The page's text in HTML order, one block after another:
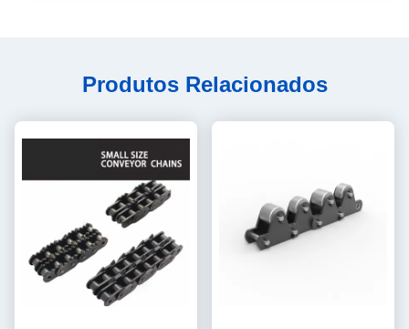
Produtos Relacionados